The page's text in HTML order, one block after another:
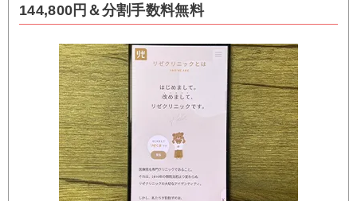
144,800円＆分割手数料無料